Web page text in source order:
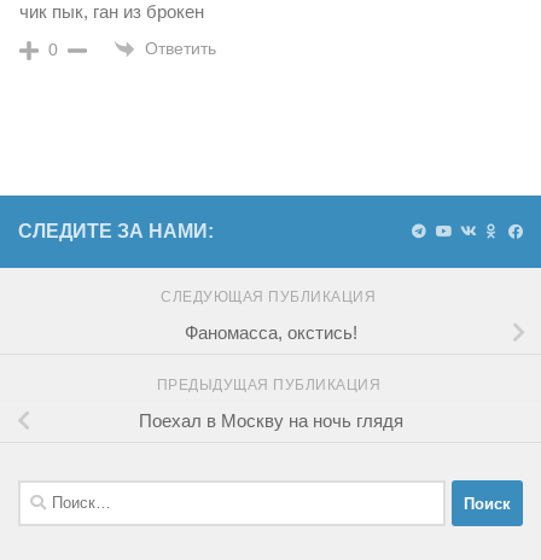
чик пык, ган из брокен
0 Ответить
СЛЕДИТЕ ЗА НАМИ:
СЛЕДУЮЩАЯ ПУБЛИКАЦИЯ
Фаномасса, окстись!
ПРЕДЫДУЩАЯ ПУБЛИКАЦИЯ
Поехал в Москву на ночь глядя
Найти: